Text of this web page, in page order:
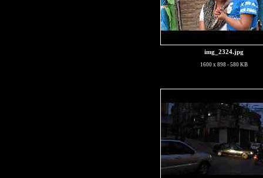
img_2324.jpg
1600 x 898 - 580 KB